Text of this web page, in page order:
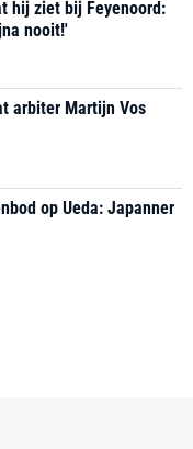
hij ziet bij Feyenoord:
nooit!'
arbiter Martijn Vos
op Ueda: Japanner